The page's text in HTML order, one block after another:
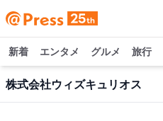
新着 エンタメ グルメ 旅行
株式会社ウィズキュリオス